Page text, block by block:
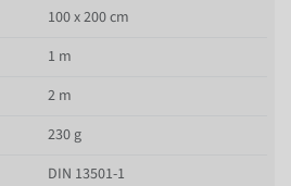
100 x 200 cm
1 m
2 m
230 g
DIN 13501-1